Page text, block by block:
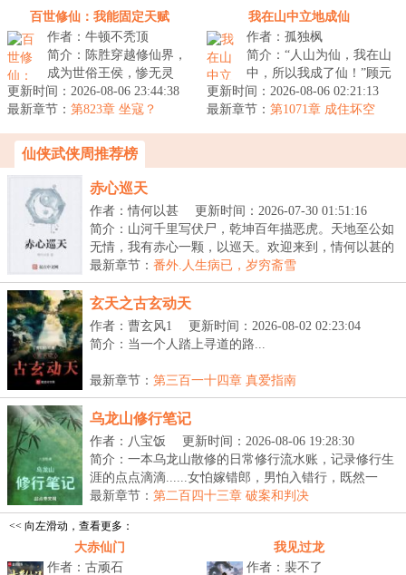
慧而来，成...
过五弊，避得...
百世修仙：我能固定天赋
作者：牛顿不秃顶
简介：陈胜穿越修仙界，
成为世俗王侯，惨无灵
根。本以为，一生碌碌，
空享百年富贵。没成想，
更新时间：2026-08-06 23:44:38
最新章节： 第823章 坐寇？
我在山中立地成仙
作者：孤独枫
简介：“人山为仙，我在山
中，所以我成了仙！”顾元
清亲王府庶子，本想背靠
大树，躺平做个富家翁，
更新时间：2026-08-06 02:21:13
最新章节： 第1071章 成住坏空
仙侠武侠周推荐榜
赤心巡天
作者：情何以甚
更新时间：2026-07-30 01:51:16
简介：山河千里写伏尸，乾坤百年描恶虎。天地至公如
无情，我有赤心一颗，以巡天。欢迎来到，情何以甚的
仙...
最新章节： 番外.人生病已，岁穷斋雪
玄天之古玄动天
作者：曹玄风1
更新时间：2026-08-02 02:23:04
简介：当一个人踏上寻道的路...
最新章节： 第三百一十四章 真爱指南
乌龙山修行笔记
作者：八宝饭
更新时间：2026-08-06 19:28:30
简介：一本乌龙山散修的日常修行流水账，记录修行生
涯的点点滴滴......女怕嫁错郎，男怕入错行，既然一
开...
最新章节： 第二百四十三章 破案和判决
<< 向左滑动，查看更多：
大赤仙门
作者：古顽石
我见过龙
作者：裴不了